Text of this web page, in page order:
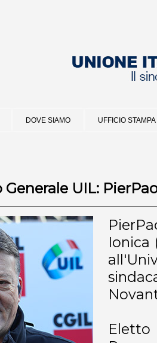
DOVE SIAMO UFFICIO STAMPA
Generale UIL:
Ionica